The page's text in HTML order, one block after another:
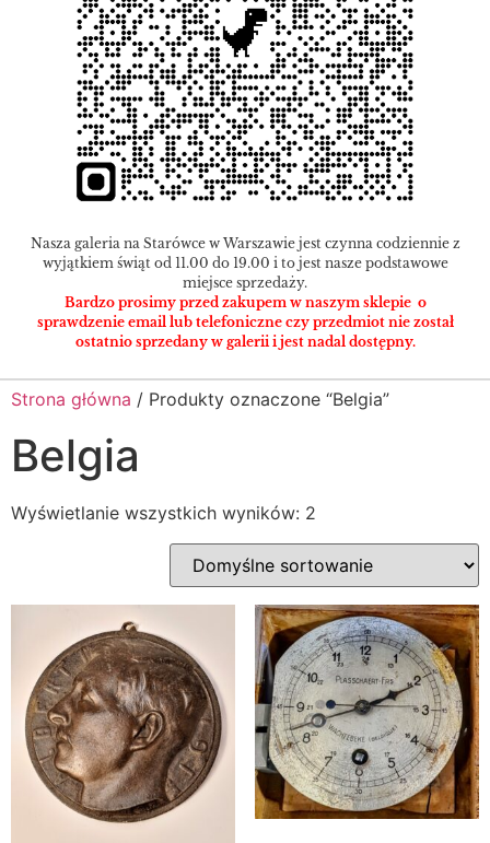
Nasza galeria na Starówce w Warszawie jest czynna codziennie z
wyjątkiem świąt od 11.00 do 19.00 i to jest nasze podstawowe
miejsce sprzedaży.
Bardzo prosimy przed zakupem w naszym sklepie o
sprawdzenie email lub telefoniczne czy przedmiot nie został
ostatnio sprzedany w galerii i jest nadal dostępny.
Strona główna / Produkty oznaczone “Belgia”
Belgia
Wyświetlanie wszystkich wyników: 2